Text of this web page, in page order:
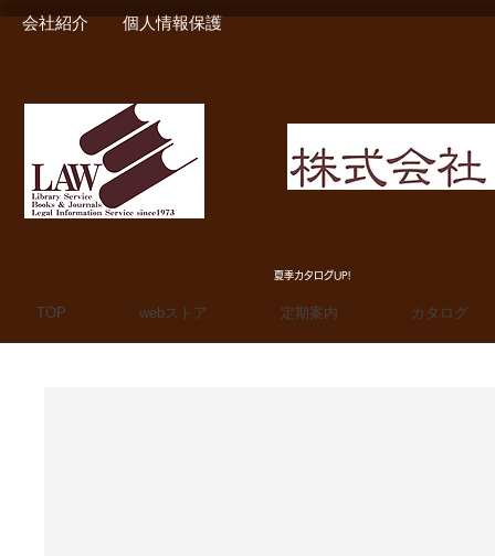
会社紹介 個人情報保護
夏季カタログUP!
TOP webストア 定期案内 カタログ